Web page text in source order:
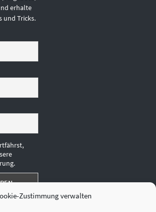
Zustimmung verwalten
erhalte
und Tricks.